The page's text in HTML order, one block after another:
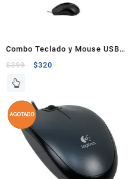
Combo Teclado y Mouse USB
Techzone
$399 $320